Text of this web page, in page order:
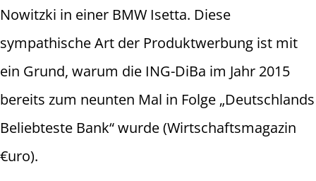
Nowitzki in einer BMW Isetta. Diese
sympathische Art der Produktwerbung ist mit
ein Grund, warum die ING-DiBa im Jahr 2015
bereits zum neunten Mal in Folge „Deutschlands
Beliebteste Bank“ wurde (Wirtschaftsmagazin
€uro).